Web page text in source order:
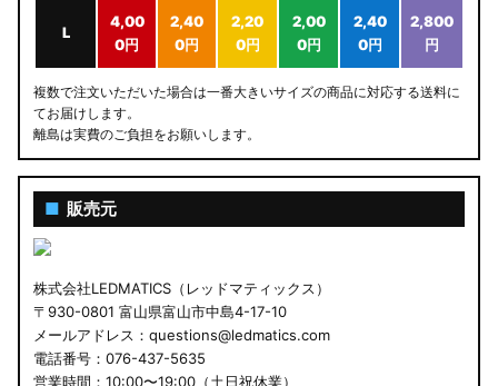
L
4,00
0円
2,40
0円
2,20
0円
2,00
0円
2,40
0円
2,800
円
複数で注文いただいた場合は一番大きいサイズの商品に対応する送料に
てお届けします。
離島は実費のご負担をお願いします。
■ 販売元
株式会社LEDMATICS（レッドマティックス）
〒930-0801 富山県富山市中島4-17-10
メールアドレス：questions@ledmatics.com
電話番号：076-437-5635
営業時間：10:00〜19:00（土日祝休業）